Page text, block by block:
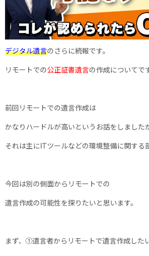
デジタル遺言のさらに続報です。
リモートでの公正証書遺言の作成についてで
前回リモートでの遺言作成は
かなりハードルが高いというお話をしましたが
それは主にITツールなどの環境整備に関する
今回は別の側面からリモートでの
遺言作成の可能性を探りたいと思います。
まず、①遺言者からリモートで遺言作成した